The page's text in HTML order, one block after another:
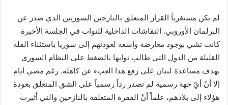
ر
ي
إ
ك
لم يكن مستغرباً القرار المتعلق بالنازحين السوريين الذي صدر عن
البرلمان الأوروبي. النقاشات الداخلية للنواب في الجلسة الأخيرة
كانت تشي بوجود معارضة واسعة لعودتهم إلى سوريا باستثناء القلة
القليلة من الدول التي طالب نوابها بالضغط على النظام السوري
بهدف مساعدة لبنان على رفع هذا العبء عن كاهله. رغم مضي أيام
إلا أنّ أيّ جهة رسمية لم تصدر رداً رسمياً على الشق المتعلق بعودة
هؤلاء إلى بلادهم، علماً أنّ الفقرة المتعلقة بالنازحين والتي أثيرت